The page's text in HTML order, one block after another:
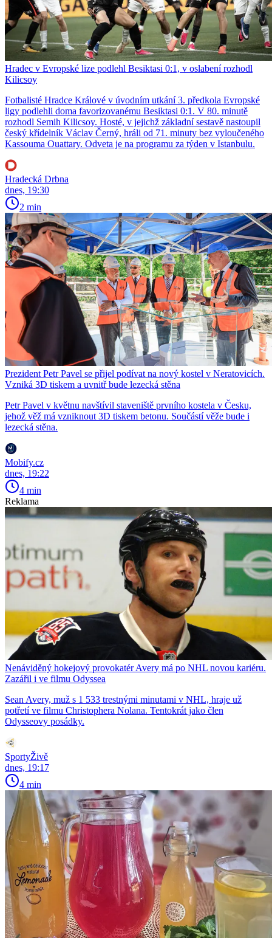
Hradec v Evropské lize podlehl Besiktasi 0:1, v oslabení rozhodl
Kilicsoy
Fotbalisté Hradce Králové v úvodním utkání 3. předkola Evropské
ligy podlehli doma favorizovanému Besiktasi 0:1. V 80. minutě
rozhodl Semih Kilicsoy. Hosté, v jejichž základní sestavě nastoupil
český křídelník Václav Černý, hráli od 71. minuty bez vyloučeného
Kassouma Ouattary. Odveta je na programu za týden v Istanbulu.
Hradecká Drbna
dnes, 19:30
2 min
Prezident Petr Pavel se přijel podívat na nový kostel v Neratovicích.
Vzniká 3D tiskem a uvnitř bude lezecká stěna
Petr Pavel v květnu navštívil staveniště prvního kostela v Česku,
jehož věž má vzniknout 3D tiskem betonu. Součástí věže bude i
lezecká stěna.
Mobify.cz
dnes, 19:22
4 min
Reklama
Nenáviděný hokejový provokatér Avery má po NHL novou kariéru.
Zazářil i ve filmu Odyssea
Sean Avery, muž s 1 533 trestnými minutami v NHL, hraje už
potřetí ve filmu Christophera Nolana. Tentokrát jako člen
Odysseovy posádky.
SportyŽivě
dnes, 19:17
4 min